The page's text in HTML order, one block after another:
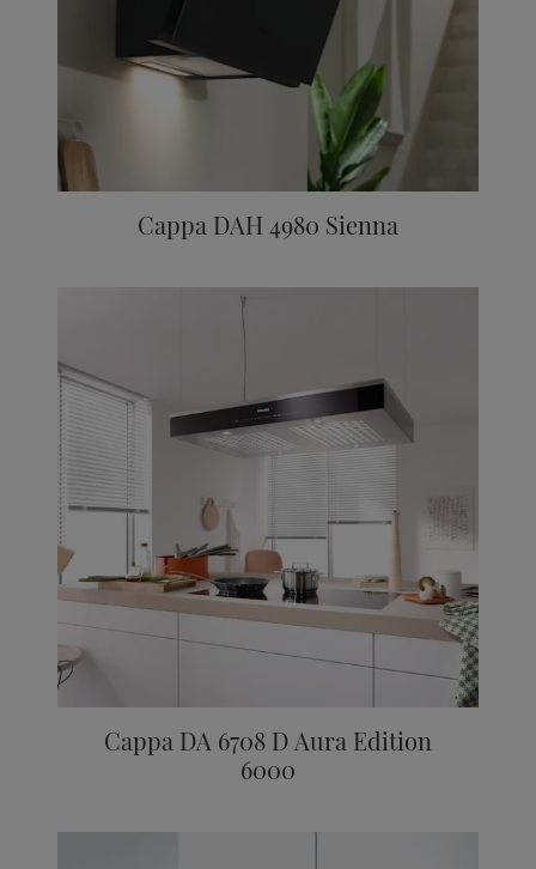
Cappa DAH 4980 Sienna
Cappa DA 6708 D Aura Edition
6000